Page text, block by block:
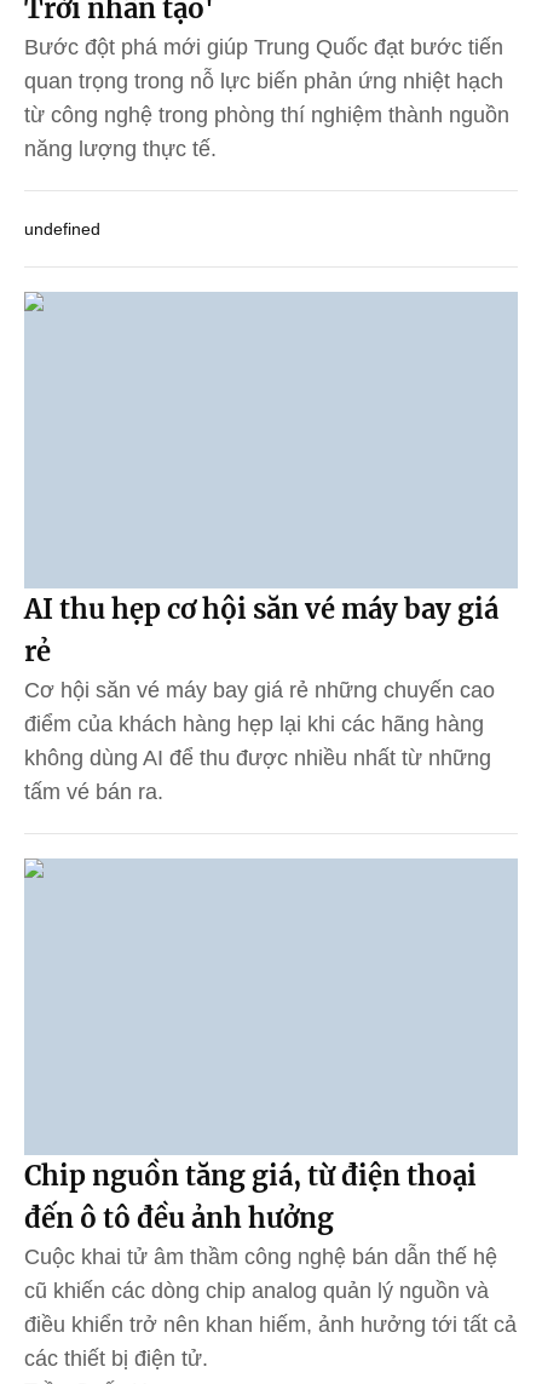
Trời nhân tạo'
Bước đột phá mới giúp Trung Quốc đạt bước tiến
quan trọng trong nỗ lực biến phản ứng nhiệt hạch
từ công nghệ trong phòng thí nghiệm thành nguồn
năng lượng thực tế.
undefined
AI thu hẹp cơ hội săn vé máy bay giá
rẻ
Cơ hội săn vé máy bay giá rẻ những chuyến cao
điểm của khách hàng hẹp lại khi các hãng hàng
không dùng AI để thu được nhiều nhất từ những
tấm vé bán ra.
Chip nguồn tăng giá, từ điện thoại
đến ô tô đều ảnh hưởng
Cuộc khai tử âm thầm công nghệ bán dẫn thế hệ
cũ khiến các dòng chip analog quản lý nguồn và
điều khiển trở nên khan hiếm, ảnh hưởng tới tất cả
các thiết bị điện tử.